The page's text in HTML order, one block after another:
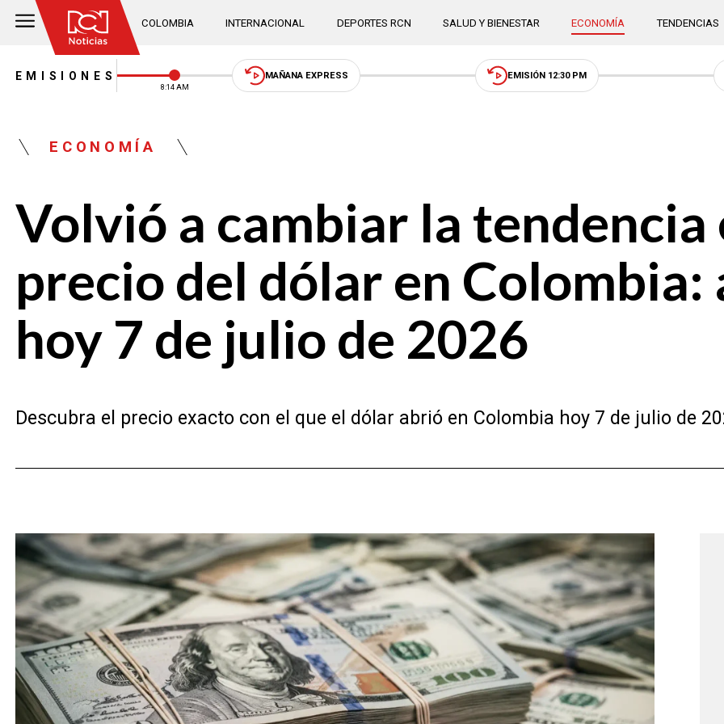
COLOMBIA INTERNACIONAL DEPORTES RCN SALUD Y BIENESTAR ECONOMÍA TENDENCIAS
EMISIONES
8:14 AM
MAÑANA EXPRESS EMISIÓN 12:30 PM
ECONOMÍA
Volvió a cambiar la tendencia
precio del dólar en Colombia:
hoy 7 de julio de 2026
Descubra el precio exacto con el que el dólar abrió en Colombia hoy 7 de julio de